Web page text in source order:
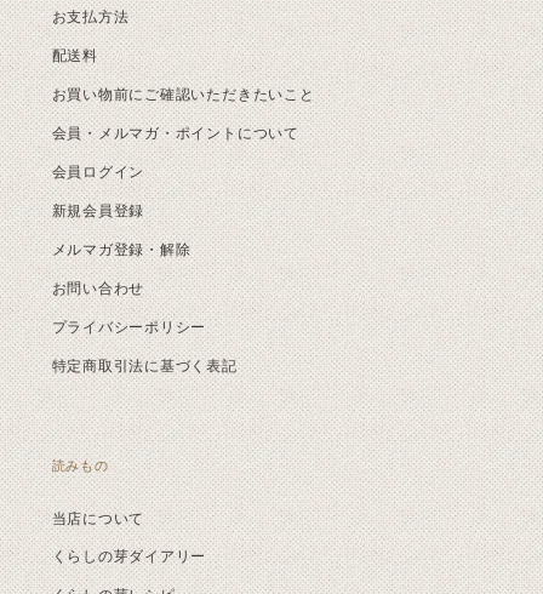
お支払方法
配送料
お買い物前にご確認いただきたいこと
会員・メルマガ・ポイントについて
会員ログイン
新規会員登録
メルマガ登録・解除
お問い合わせ
プライバシーポリシー
特定商取引法に基づく表記
読みもの
当店について
くらしの芽ダイアリー